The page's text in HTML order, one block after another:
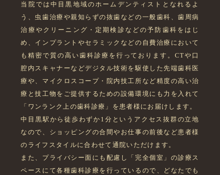
当院では中目黒地域のホームデンティストとなれるよ
う、虫歯治療や親知らずの抜歯などの一般歯科、歯周病
治療やクリーニング・定期検診などの予防歯科をはじ
め、インプラントやセラミックなどの自費治療において
も精密で質の高い歯科診療を行っております。CTや口
腔内スキャナーなどデジタル技術を駆使した先端歯科医
療や、マイクロスコープ・院内技工所など精度の高い治
療と技工物をご提供するための設備環境にも力を入れて
「ワンランク上の歯科診療」を患者様にお届けします。
中目黒駅から徒歩わずか1分というアクセス抜群の立地
なので、ショッピングの合間やお仕事の前後など患者様
のライフスタイルに合わせて通院いただけます。
また、プライバシー面にも配慮し「完全個室」の診療ス
ペースにて各種歯科診療を行っているので、どなたでも